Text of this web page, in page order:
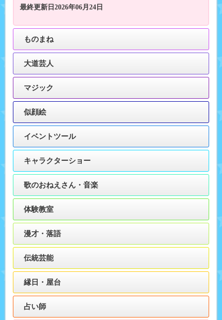
最終更新日2026年06月24日
ものまね
大道芸人
マジック
似顔絵
イベントツール
キャラクターショー
歌のおねえさん・音楽
体験教室
漫才・落語
伝統芸能
縁日・屋台
占い師